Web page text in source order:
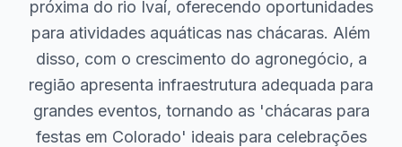
próxima do rio Ivaí, oferecendo oportunidades
para atividades aquáticas nas chácaras. Além
disso, com o crescimento do agronegócio, a
região apresenta infraestrutura adequada para
grandes eventos, tornando as 'chácaras para
festas em Colorado' ideais para celebrações